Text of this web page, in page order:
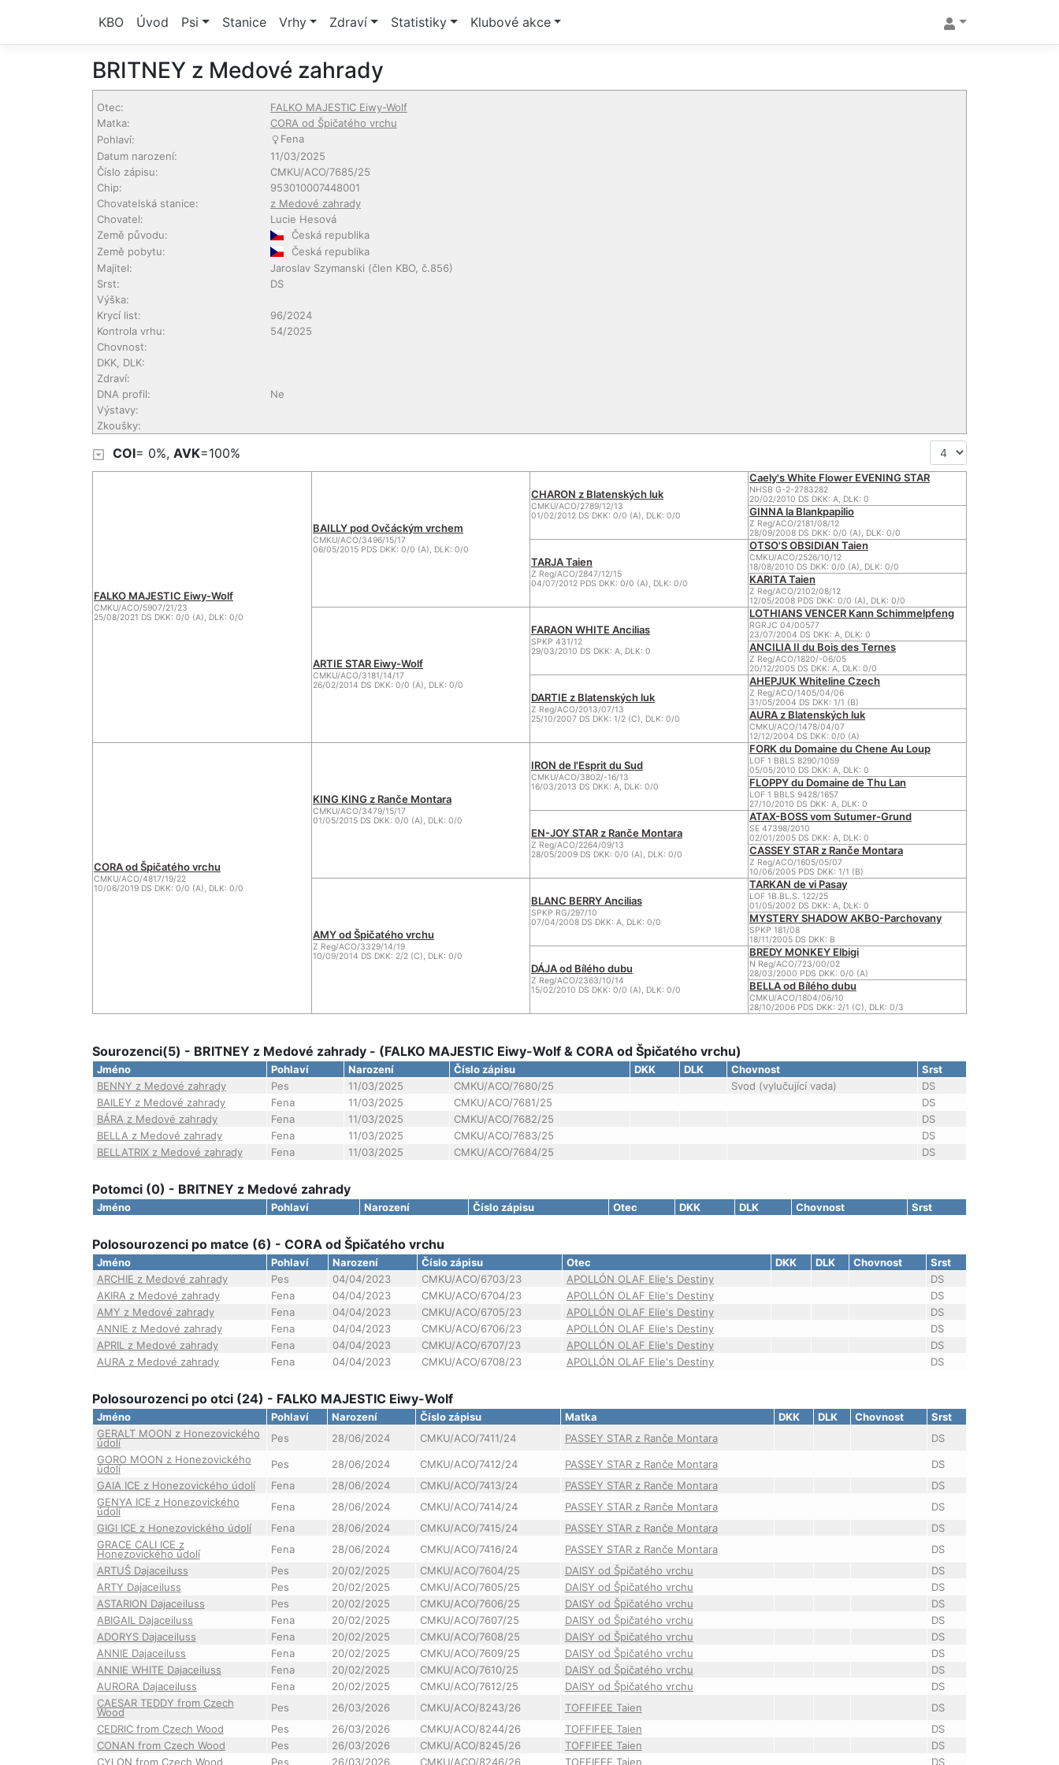
KBO Úvod Psi Stanice Vrhy Zdraví Statistiky Klubové akce
BRITNEY z Medové zahrady
Otec:
FALKO MAJESTIC Eiwy-Wolf
Matka:
CORA od Špičatého vrchu
Pohlaví:
Fena
Datum narození:
11/03/2025
Číslo zápisu:
CMKU/ACO/7685/25
Chip:
953010007448001
Chovatelská stanice:
z Medové zahrady
Chovatel:
Lucie Hesová
Země původu:
Česká republika
Země pobytu:
Česká republika
Majitel:
Jaroslav Szymanski (člen KBO, č.856)
Srst:
DS
Výška:
Krycí list:
96/2024
Kontrola vrhu:
54/2025
Chovnost:
DKK, DLK:
Zdraví:
DNA profil:
Ne
Výstavy:
Zkoušky:
COI= 0%, AVK=100%
FALKO MAJESTIC Eiwy-Wolf
CMKU/ACO/5907/21/23
25/08/2021 DS DKK: 0/0 (A), DLK: 0/0
BAILLY pod Ovčáckým vrchem
CMKU/ACO/3496/15/17
06/05/2015 PDS DKK: 0/0 (A), DLK: 0/0
CHARON z Blatenských luk
CMKU/ACO/2789/12/13
01/02/2012 DS DKK: 0/0 (A), DLK: 0/0
Caely's White Flower EVENING STAR
NHSB G-2-2783282
20/02/2010 DS DKK: A, DLK: 0
GINNA la Blankpapilio
Z Reg/ACO/2181/08/12
28/09/2008 DS DKK: 0/0 (A), DLK: 0/0
TARJA Taien
Z Reg/ACO/2847/12/15
04/07/2012 PDS DKK: 0/0 (A), DLK: 0/0
OTSO'S OBSIDIAN Taien
CMKU/ACO/2526/10/12
18/08/2010 DS DKK: 0/0 (A), DLK: 0/0
KARITA Taien
Z Reg/ACO/2102/08/12
12/05/2008 PDS DKK: 0/0 (A), DLK: 0/0
ARTIE STAR Eiwy-Wolf
CMKU/ACO/3181/14/17
26/02/2014 DS DKK: 0/0 (A), DLK: 0/0
FARAON WHITE Ancilias
SPKP 431/12
29/03/2010 DS DKK: A, DLK: 0
LOTHIANS VENCER Kann Schimmelpfeng
RGRJC 04/00577
23/07/2004 DS DKK: A, DLK: 0
ANCILIA II du Bois des Ternes
Z Reg/ACO/1820/-06/05
20/12/2005 DS DKK: A, DLK: 0/0
DARTIE z Blatenských luk
Z Reg/ACO/2013/07/13
25/10/2007 DS DKK: 1/2 (C), DLK: 0/0
AHEPJUK Whiteline Czech
Z Reg/ACO/1405/04/06
31/05/2004 DS DKK: 1/1 (B)
AURA z Blatenských luk
CMKU/ACO/1478/04/07
12/12/2004 DS DKK: 0/0 (A)
CORA od Špičatého vrchu
CMKU/ACO/4817/19/22
10/06/2019 DS DKK: 0/0 (A), DLK: 0/0
KING KING z Ranče Montara
CMKU/ACO/3479/15/17
01/05/2015 DS DKK: 0/0 (A), DLK: 0/0
IRON de l'Esprit du Sud
CMKU/ACO/3802/-16/13
16/03/2013 DS DKK: A, DLK: 0/0
FORK du Domaine du Chene Au Loup
LOF 1 BBLS 8290/1059
05/05/2010 DS DKK: A, DLK: 0
FLOPPY du Domaine de Thu Lan
LOF 1 BBLS 9428/1657
27/10/2010 DS DKK: A, DLK: 0
EN-JOY STAR z Ranče Montara
Z Reg/ACO/2264/09/13
28/05/2009 DS DKK: 0/0 (A), DLK: 0/0
ATAX-BOSS vom Sutumer-Grund
SE 47398/2010
02/01/2005 DS DKK: A, DLK: 0
CASSEY STAR z Ranče Montara
Z Reg/ACO/1605/05/07
10/06/2005 PDS DKK: 1/1 (B)
AMY od Špičatého vrchu
Z Reg/ACO/3329/14/19
10/09/2014 DS DKK: 2/2 (C), DLK: 0/0
BLANC BERRY Ancilias
SPKP RG/297/10
07/04/2008 DS DKK: A, DLK: 0/0
TARKAN de vi Pasay
LOF 1B.BL.S. 122/25
01/05/2002 DS DKK: A, DLK: 0
MYSTERY SHADOW AKBO-Parchovany
SPKP 181/08
18/11/2005 DS DKK: B
DÁJA od Bílého dubu
Z Reg/ACO/2363/10/14
15/02/2010 DS DKK: 0/0 (A), DLK: 0/0
BREDY MONKEY Elbigi
N Reg/ACO/723/00/02
28/03/2000 PDS DKK: 0/0 (A)
BELLA od Bílého dubu
CMKU/ACO/1804/06/10
28/10/2006 PDS DKK: 2/1 (C), DLK: 0/3
Sourozenci(5) - BRITNEY z Medové zahrady - (FALKO MAJESTIC Eiwy-Wolf & CORA od Špičatého vrchu)
Jméno Pohlaví Narození Číslo zápisu DKK DLK Chovnost
Srst
BENNY z Medové zahrady
Pes 11/03/2025 CMKU/ACO/7680/25 Svod (vylučující vada)
DS
BAILEY z Medové zahrady
Fena 11/03/2025 CMKU/ACO/7681/25
DS
BÁRA z Medové zahrady
Fena 11/03/2025 CMKU/ACO/7682/25
DS
BELLA z Medové zahrady
Fena 11/03/2025 CMKU/ACO/7683/25
DS
BELLATRIX z Medové zahrady
Fena 11/03/2025 CMKU/ACO/7684/25 DS
Potomci (0) - BRITNEY z Medové zahrady
Jméno Pohlaví Narození Číslo zápisu Otec DKK DLK Chovnost Srst
Polosourozenci po matce (6) - CORA od Špičatého vrchu
Jméno Pohlaví Narození Číslo zápisu Otec DKK DLK Chovnost
Srst
ARCHIE z Medové zahrady
Pes 04/04/2023 CMKU/ACO/6703/23 APOLLÓN OLAF Elie's Destiny
DS
AKIRA z Medové zahrady
Fena 04/04/2023 CMKU/ACO/6704/23 APOLLÓN OLAF Elie's Destiny
DS
AMY z Medové zahrady
Fena 04/04/2023 CMKU/ACO/6705/23 APOLLÓN OLAF Elie's Destiny
DS
ANNIE z Medové zahrady
Fena 04/04/2023 CMKU/ACO/6706/23 APOLLÓN OLAF Elie's Destiny
DS
APRIL z Medové zahrady
Fena 04/04/2023 CMKU/ACO/6707/23 APOLLÓN OLAF Elie's Destiny
DS
AURA z Medové zahrady
Fena 04/04/2023 CMKU/ACO/6708/23 APOLLÓN OLAF Elie's Destiny DS
Polosourozenci po otci (24) - FALKO MAJESTIC Eiwy-Wolf
Jméno Pohlaví Narození Číslo zápisu Matka DKK DLK Chovnost
Srst
GERALT MOON z Honezovického
údolí Pes 28/06/2024 CMKU/ACO/7411/24 PASSEY STAR z Ranče Montara
DS
GORO MOON z Honezovického
údolí Pes 28/06/2024 CMKU/ACO/7412/24 PASSEY STAR z Ranče Montara
DS
GAIA ICE z Honezovického údolí
Fena 28/06/2024 CMKU/ACO/7413/24 PASSEY STAR z Ranče Montara
DS
GENYA ICE z Honezovického
údolí Fena 28/06/2024 CMKU/ACO/7414/24 PASSEY STAR z Ranče Montara
DS
GIGI ICE z Honezovického údolí
Fena 28/06/2024 CMKU/ACO/7415/24 PASSEY STAR z Ranče Montara
DS
GRACE CALI ICE z
Honezovického údolí Fena 28/06/2024 CMKU/ACO/7416/24 PASSEY STAR z Ranče Montara
DS
ARTUŠ Dajaceiluss
Pes 20/02/2025 CMKU/ACO/7604/25 DAISY od Špičatého vrchu
DS
ARTY Dajaceiluss
Pes 20/02/2025 CMKU/ACO/7605/25 DAISY od Špičatého vrchu
DS
ASTARION Dajaceiluss
Pes 20/02/2025 CMKU/ACO/7606/25 DAISY od Špičatého vrchu
DS
ABIGAIL Dajaceiluss
Fena 20/02/2025 CMKU/ACO/7607/25 DAISY od Špičatého vrchu
DS
ADORYS Dajaceiluss
Fena 20/02/2025 CMKU/ACO/7608/25 DAISY od Špičatého vrchu
DS
ANNIE Dajaceiluss
Fena 20/02/2025 CMKU/ACO/7609/25 DAISY od Špičatého vrchu
DS
ANNIE WHITE Dajaceiluss
Fena 20/02/2025 CMKU/ACO/7610/25 DAISY od Špičatého vrchu
DS
AURORA Dajaceiluss
Fena 20/02/2025 CMKU/ACO/7612/25 DAISY od Špičatého vrchu
DS
CAESAR TEDDY from Czech
Wood Pes 26/03/2026 CMKU/ACO/8243/26 TOFFIFEE Taien
DS
CEDRIC from Czech Wood
Pes 26/03/2026 CMKU/ACO/8244/26 TOFFIFEE Taien
DS
CONAN from Czech Wood
Pes 26/03/2026 CMKU/ACO/8245/26 TOFFIFEE Taien
DS
CYLON from Czech Wood
Pes 26/03/2026 CMKU/ACO/8246/26 TOFFIFEE Taien DS